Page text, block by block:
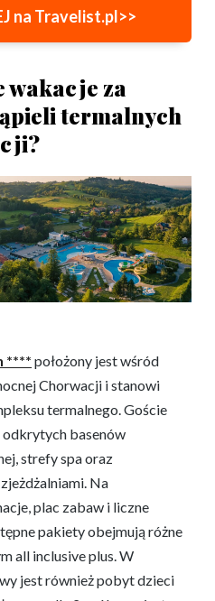
na Travelist.pl>>
wakacje za
termalnych
**** położony jest wśród
Chorwacji i stanowi
termalnego. Goście
basenów
strefy spa oraz
Na
plac zabaw i liczne
pakiety obejmują różne
all inclusive plus. W
jest również pobyt dzieci